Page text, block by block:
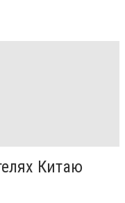
Китаю